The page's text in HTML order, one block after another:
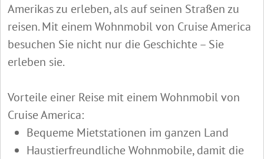
Amerikas zu erleben, als auf seinen Straßen zu
reisen. Mit einem Wohnmobil von Cruise America
besuchen Sie nicht nur die Geschichte – Sie
erleben sie.
Vorteile einer Reise mit einem Wohnmobil von
Cruise America:
Bequeme Mietstationen im ganzen Land
Haustierfreundliche Wohnmobile, damit die